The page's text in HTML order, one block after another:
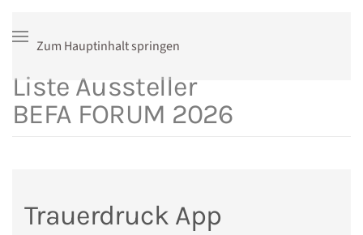
Zum Hauptinhalt springen
Liste Aussteller
BEFA FORUM 2026
Trauerdruck App